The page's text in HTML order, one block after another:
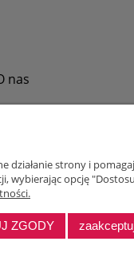
nas
prywatności
lojalnościowy dla firm
strony i
wybierając opcję
ZGODY